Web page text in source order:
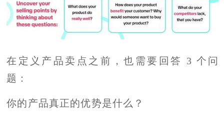
在定义产品卖点之前，也需要回答 3 个问
题：
你的产品真正的优势是什么？